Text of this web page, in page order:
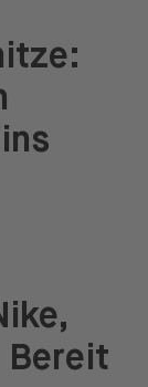
Bereit